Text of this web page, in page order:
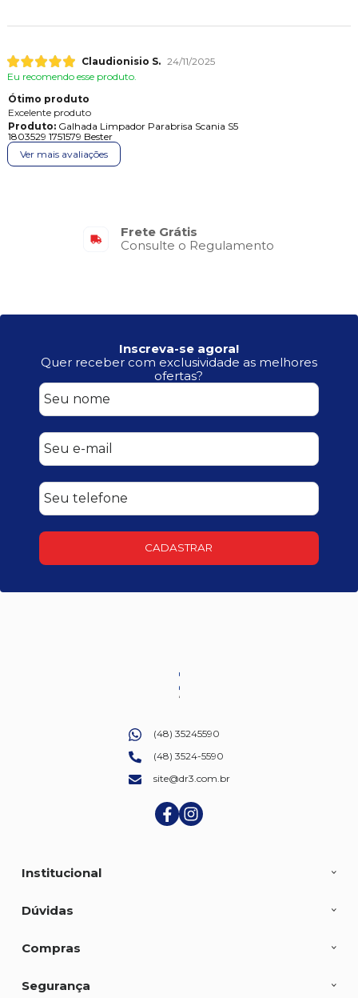
Claudionisio S. 24/11/2025
Eu recomendo esse produto.
Ótimo produto
Excelente produto
Produto:Galhada Limpador Parabrisa Scania S5
1803529 1751579 Bester
Ver mais avaliações
Frete Grátis
Consulte o Regulamento
Inscreva-se agora!
Quer receber com exclusividade as melhores
ofertas?
CADASTRAR
(48) 35245590
(48) 3524-5590
site@dr3.com.br
Institucional
Dúvidas
Compras
Segurança